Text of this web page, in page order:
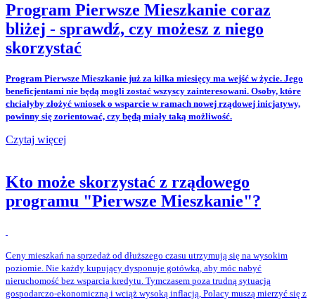
Program Pierwsze Mieszkanie coraz
bliżej - sprawdź, czy możesz z niego
skorzystać
Program Pierwsze Mieszkanie już za kilka miesięcy ma wejść w życie. Jego
beneficjentami nie będą mogli zostać wszyscy zainteresowani. Osoby, które
chciałyby złożyć wniosek o wsparcie w ramach nowej rządowej inicjatywy,
powinny się zorientować, czy będą miały taką możliwość.
Czytaj więcej
Kto może skorzystać z rządowego
programu "Pierwsze Mieszkanie"?
Ceny mieszkań na sprzedaż od dłuższego czasu utrzymują się na wysokim
poziomie. Nie każdy kupujący dysponuje gotówką, aby móc nabyć
nieruchomość bez wsparcia kredytu. Tymczasem poza trudną sytuacją
gospodarczo-ekonomiczną i wciąż wysoką inflacją, Polacy muszą mierzyć się z